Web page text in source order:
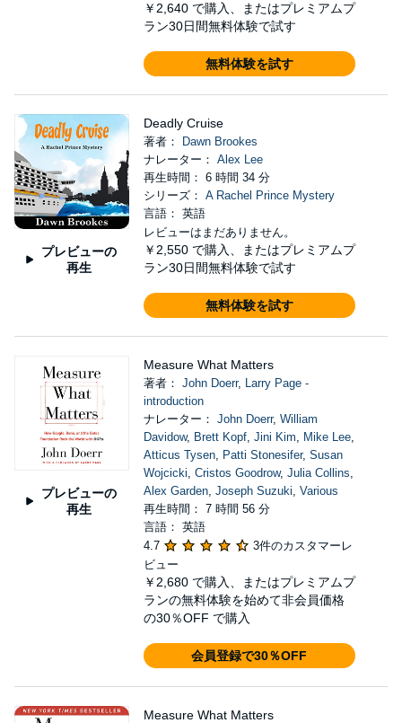
￥2,640 で購入、またはプレミアムプ
ラン30日間無料体験で試す
無料体験を試す
プレビューの
再生
Deadly Cruise
著者：
Dawn Brookes
ナレーター： Alex Lee
再生時間： 6 時間 34 分
シリーズ： A Rachel Prince Mystery
言語： 英語
レビューはまだありません。
￥2,550 で購入、またはプレミアムプ
ラン30日間無料体験で試す
無料体験を試す
プレビューの
再生
Measure What Matters
著者： John Doerr, Larry Page -
introduction
ナレーター： John Doerr, William
Davidow, Brett Kopf, Jini Kim, Mike Lee,
Atticus Tysen, Patti Stonesifer, Susan
Wojcicki, Cristos Goodrow, Julia Collins,
Alex Garden, Joseph Suzuki, Various
再生時間： 7 時間 56 分
言語： 英語
4.7
3件のカスタマーレ
ビュー
￥2,680 で購入、またはプレミアムプ
ランの無料体験を始めて非会員価格
の30％OFF で購入
会員登録で30％OFF
Measure What Matters